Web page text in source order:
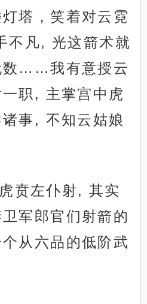
塔，笑着对云霓
不凡, 光这箭术就
数……我有意授云
职, 主掌宫中虎
事, 不知云姑娘
贲左仆射, 其实
军郎官们射箭的
从六品的低阶武